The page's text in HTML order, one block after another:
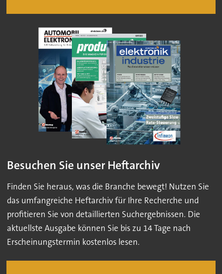
Besuchen Sie unser Heftarchiv
Finden Sie heraus, was die Branche bewegt! Nutzen Sie
das umfangreiche Heftarchiv für Ihre Recherche und
profitieren Sie von detaillierten Suchergebnissen. Die
aktuellste Ausgabe können Sie bis zu 14 Tage nach
Erscheinungstermin kostenlos lesen.